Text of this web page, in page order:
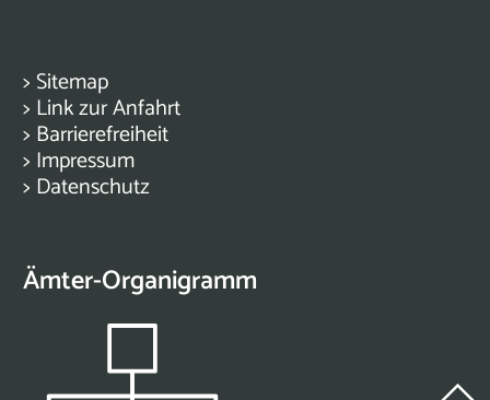
> Sitemap
> Link zur Anfahrt
> Barrierefreiheit
> Impressum
> Datenschutz
Ämter-Organigramm